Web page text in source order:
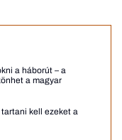
a háborút – a
a magyar
kell ezeket a